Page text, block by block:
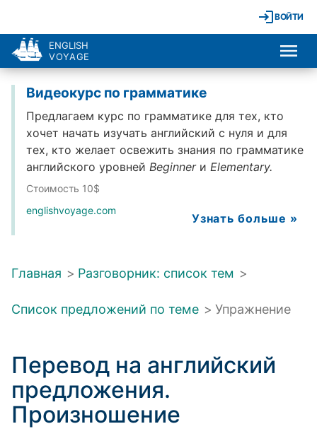
ВОЙТИ
ENGLISH
VOYAGE
Видеокурс по грамматике
Предлагаем курс по грамматике для тех, кто
хочет начать изучать английский с нуля и для
тех, кто желает освежить знания по грамматике
английского уровней Beginnerи Elementary.
Стоимость 10$
englishvoyage.com
Узнать больше »
Главная > Разговорник: список тем >
Список предложений по теме > Упражнение
Перевод на английский
предложения.
Произношение